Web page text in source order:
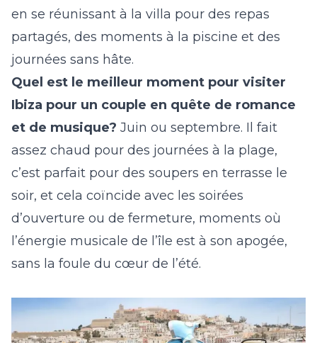
en se réunissant à la villa pour des repas
partagés, des moments à la piscine et des
journées sans hâte.
Quel est le meilleur moment pour visiter
Ibiza pour un couple en quête de romance
et de musique? Juin ou septembre. Il fait
assez chaud pour des journées à la plage,
c’est parfait pour des soupers en terrasse le
soir, et cela coïncide avec les soirées
d’ouverture ou de fermeture, moments où
l’énergie musicale de l’île est à son apogée,
sans la foule du cœur de l’été.